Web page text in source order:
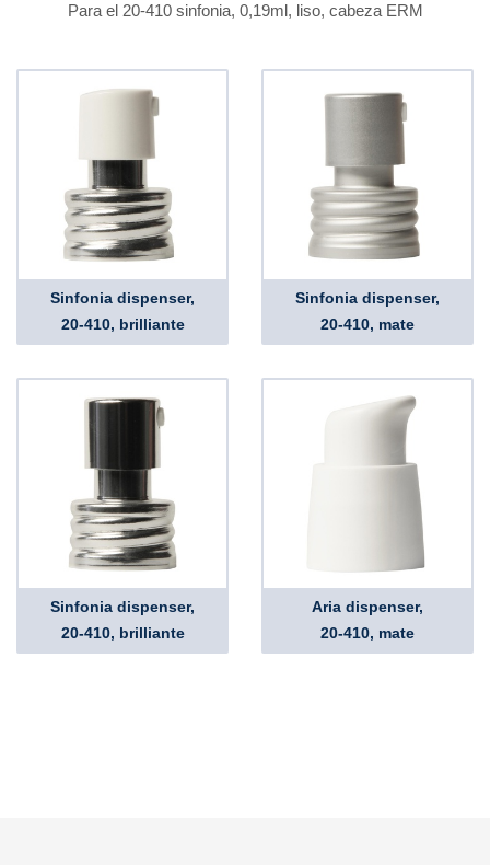
Para el 20-410 sinfonia, 0,19ml, liso, cabeza ERM
Sinfonia dispenser,
20-410, brilliante
Sinfonia dispenser,
20-410, mate
Sinfonia dispenser,
20-410, brilliante
Aria dispenser,
20-410, mate